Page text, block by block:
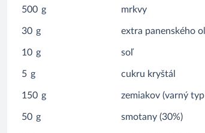
500 g mrkvy
30 g extra panenského
10 g soľ
5 g cukru kryštál
150 g zemiakov (varný
50 g smotany (30%)